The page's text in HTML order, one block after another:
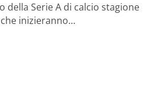
della Serie A di calcio stagione
inizieranno…